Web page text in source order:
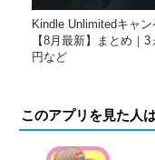
Kindle Unlimitedキャン
【8月最新】まとめ｜3
円など
このアプリを見た人